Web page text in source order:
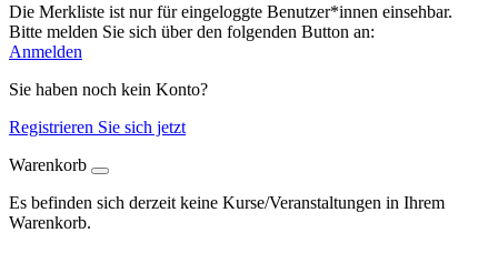
Die Merkliste ist nur für eingeloggte Benutzer*innen einsehbar.
Bitte melden Sie sich über den folgenden Button an:
Anmelden
Sie haben noch kein Konto?
Registrieren Sie sich jetzt
Warenkorb
Es befinden sich derzeit keine Kurse/Veranstaltungen in Ihrem
Warenkorb.